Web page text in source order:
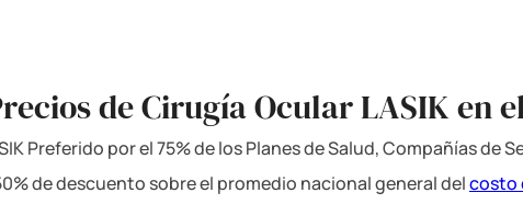
de Cirugía Ocular LASIK en
Preferido por el 75% de los Planes de Salud, Compañías
de descuento sobre el promedio nacional general delcosto